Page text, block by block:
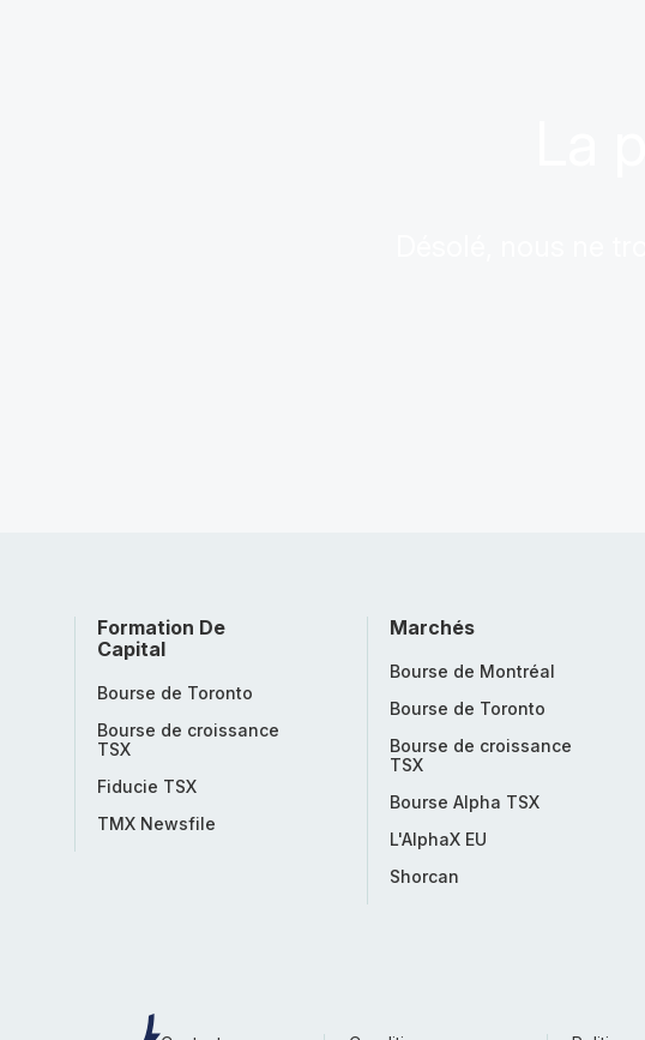
Formation De
Capital
Bourse de Toronto
Bourse de croissance
TSX
Fiducie TSX
TMX Newsfile
Marchés
Bourse de Montréal
Bourse de Toronto
Bourse de croissance
TSX
Bourse Alpha TSX
L'AlphaX EU
Shorcan